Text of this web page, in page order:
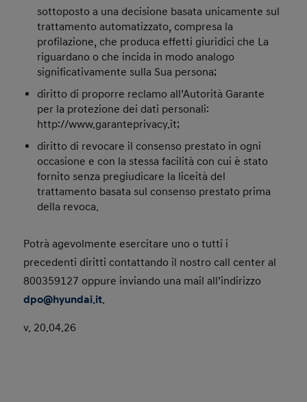
sottoposto a una decisione basata unicamente sul
trattamento automatizzato, compresa la
profilazione, che produca effetti giuridici che La
riguardano o che incida in modo analogo
significativamente sulla Sua persona;
diritto di proporre reclamo all’Autorità Garante
per la protezione dei dati personali:
http://www.garanteprivacy.it;
diritto di revocare il consenso prestato in ogni
occasione e con la stessa facilità con cui è stato
fornito senza pregiudicare la liceità del
trattamento basata sul consenso prestato prima
della revoca.
Potrà agevolmente esercitare uno o tutti i
precedenti diritti contattando il nostro call center al
800359127 oppure inviando una mail all’indirizzo
dpo@hyundai.it.
v. 20.04.26